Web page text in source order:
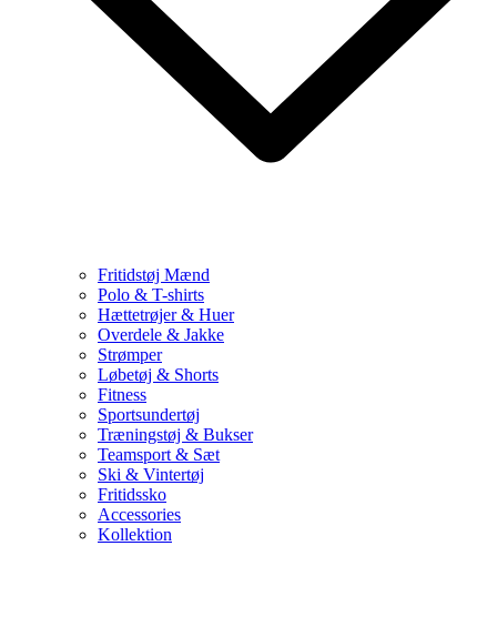
Fritidstøj Mænd
Polo & T-shirts
Hættetrøjer & Huer
Overdele & Jakke
Strømper
Løbetøj & Shorts
Fitness
Sportsundertøj
Træningstøj & Bukser
Teamsport & Sæt
Ski & Vintertøj
Fritidssko
Accessories
Kollektion